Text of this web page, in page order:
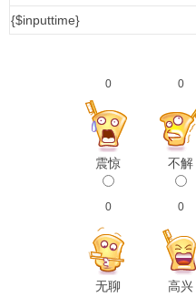
{$inputtime}
0
震惊
0
不解
0
无聊
0
高兴